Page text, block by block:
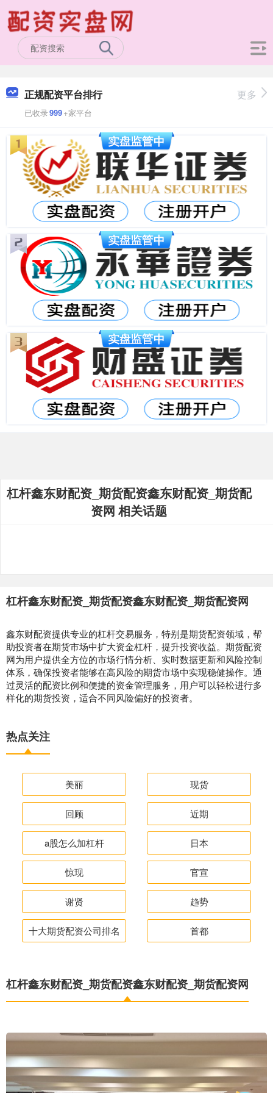
正规配资平台排行
已收录999+家平台
更多
杠杆鑫东财配资_期货配资鑫东财配资_期货配
资网 相关话题
杠杆鑫东财配资_期货配资鑫东财配资_期货配资网
鑫东财配资提供专业的杠杆交易服务，特别是期货配资领域，帮
助投资者在期货市场中扩大资金杠杆，提升投资收益。期货配资
网为用户提供全方位的市场行情分析、实时数据更新和风险控制
体系，确保投资者能够在高风险的期货市场中实现稳健操作。通
过灵活的配资比例和便捷的资金管理服务，用户可以轻松进行多
样化的期货投资，适合不同风险偏好的投资者。
热点关注
美丽 现货
回顾 近期
a股怎么加杠杆 日本
惊现 官宣
谢贤 趋势
十大期货配资公司排名 首都
杠杆鑫东财配资_期货配资鑫东财配资_期货配资网